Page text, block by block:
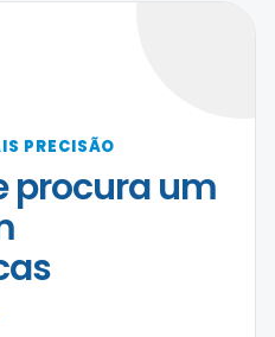
PRECISÃO
procura um